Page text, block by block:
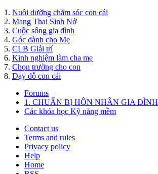
1. Nuôi dưỡng chăm sóc con cái
2. Mang Thai Sinh Nở
3. Cuộc sống gia đình
4. Góc dành cho Mẹ
5. CLB Giải trí
6. Kinh nghiệm làm cha mẹ
7. Chọn trường cho con
8. Dạy dỗ con cái
Forums
1. CHUẨN BỊ HÔN NHÂN GIA ĐÌNH
Các khóa học Kỹ năng mềm
Contact us
Terms and rules
Privacy policy
Help
Home